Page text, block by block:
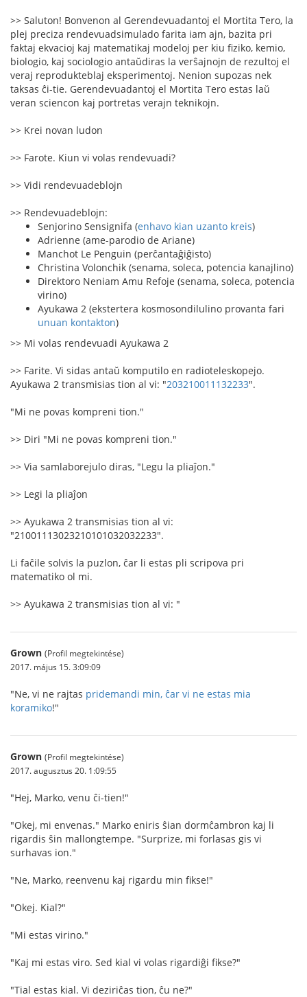
>> Saluton! Bonvenon al Gerendevuadantoj el Mortita Tero, la
plej preciza rendevuadsimulado farita iam ajn, bazita pri
faktaj ekvacioj kaj matematikaj modeloj per kiu fiziko, kemio,
biologio, kaj sociologio antaŭdiras la verŝajnojn de rezultoj el
veraj reprodukteblaj eksperimentoj. Nenion supozas nek
taksas ĉi-tie. Gerendevuadantoj el Mortita Tero estas laŭ
veran sciencon kaj portretas verajn teknikojn.
>> Krei novan ludon
>> Farote. Kiun vi volas rendevuadi?
>> Vidi rendevuadeblojn
>> Rendevuadeblojn:
Senjorino Sensignifa (enhavo kian uzanto kreis)
Adrienne (ame-parodio de Ariane)
Manchot Le Penguin (perĉantaĝiĝisto)
Christina Volonchik (senama, soleca, potencia kanajlino)
Direktoro Neniam Amu Refoje (senama, soleca, potencia
virino)
Ayukawa 2 (ekstertera kosmosondilulino provanta fari
unuan kontakton)
>> Mi volas rendevuadi Ayukawa 2
>> Farite. Vi sidas antaŭ komputilo en radioteleskopejo.
Ayukawa 2 transmisias tion al vi: "203210011132233".
"Mi ne povas kompreni tion."
>> Diri "Mi ne povas kompreni tion."
>> Via samlaborejulo diras, "Legu la pliaĵon."
>> Legi la pliaĵon
>> Ayukawa 2 transmisias tion al vi:
"21001113023210101032032233".
Li faĉile solvis la puzlon, ĉar li estas pli scripova pri
matematiko ol mi.
>> Ayukawa 2 transmisias tion al vi: "
Grown (Profil megtekintése)
2017. május 15. 3:09:09
"Ne, vi ne rajtas pridemandi min, ĉar vi ne estas mia
koramiko!"
Grown (Profil megtekintése)
2017. augusztus 20. 1:09:55
"Hej, Marko, venu ĉi-tien!"
"Okej, mi envenas." Marko eniris ŝian dormĉambron kaj li
rigardis ŝin mallongtempe. "Surprize, mi forlasas gis vi
surhavas ion."
"Ne, Marko, reenvenu kaj rigardu min fikse!"
"Okej. Kial?"
"Mi estas virino."
"Kaj mi estas viro. Sed kial vi volas rigardiĝi fikse?"
"Tial estas kial. Vi deziriĉas tion, ĉu ne?"